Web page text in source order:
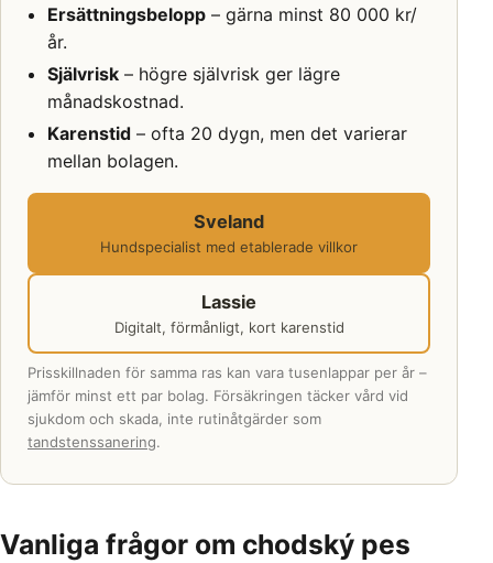
Ersättningsbelopp– gärna minst 80 000 kr/
år.
Självrisk– högre självrisk ger lägre
månadskostnad.
Karenstid– ofta 20 dygn, men det varierar
mellan bolagen.
Sveland
Hundspecialist med etablerade villkor
Lassie
Digitalt, förmånligt, kort karenstid
Prisskillnaden för samma ras kan vara tusenlappar per år –
jämför minst ett par bolag. Försäkringen täcker vård vid
sjukdom och skada, inte rutinåtgärder som
tandstenssanering.
Vanliga frågor om chodský pes